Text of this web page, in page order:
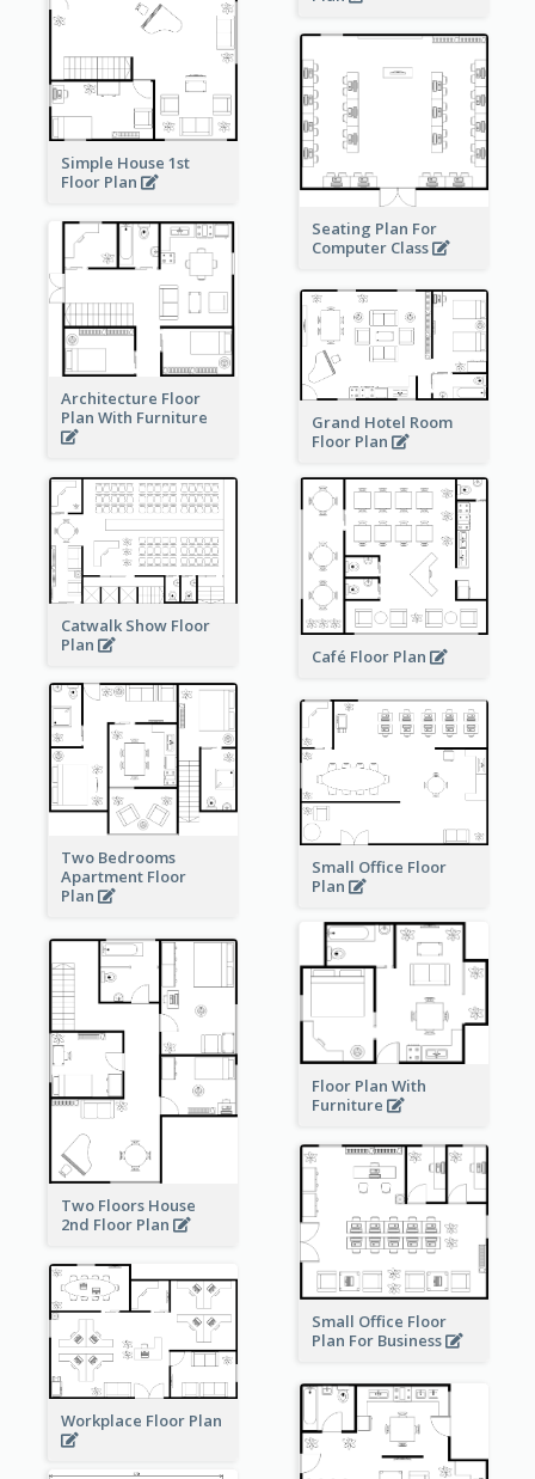
Simple House 1st
Floor Plan
Seating Plan For
Computer Class
Architecture Floor
Plan With Furniture
Grand Hotel Room
Floor Plan
Catwalk Show Floor
Plan
Café Floor Plan
Two Bedrooms
Apartment Floor
Plan
Small Office Floor
Plan
Floor Plan With
Furniture
Two Floors House
2nd Floor Plan
Small Office Floor
Plan For Business
Workplace Floor Plan